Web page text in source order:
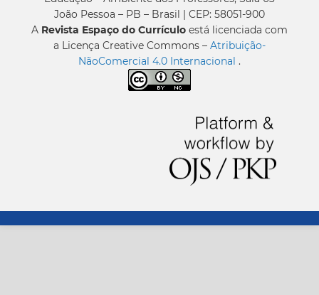
João Pessoa – PB – Brasil | CEP: 58051-900
A Revista Espaço do Currículo está licenciada com
a Licença Creative Commons – Atribuição-
NãoComercial 4.0 Internacional .